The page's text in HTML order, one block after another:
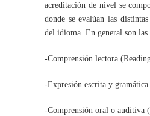
acreditación de nivel se
donde se evalúan las
del idioma. En general son las
-Comprensión lectora
-Expresión escrita y
-Comprensión oral o auditiva